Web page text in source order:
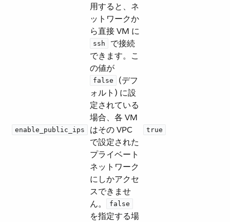
enable_public_ips
用すると、ネ
ットワークか
ら直接 VM に
ssh
​ で接続
できます。こ
の値が ​
false
​ (デフ
ォルト) に設
定されている
場合、各 VM
はその VPC
で設定された
プライベート
ネットワーク
にしかアクセ
スできませ
ん。​
false
を指定する場
true